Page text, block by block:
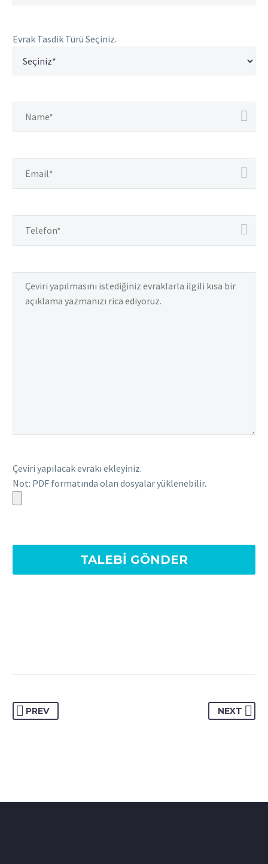
Evrak Tasdik Türü Seçiniz.
Çeviri yapılacak evrakı ekleyiniz.
Not: PDF formatında olan dosyalar yüklenebilir.
PREV NEXT